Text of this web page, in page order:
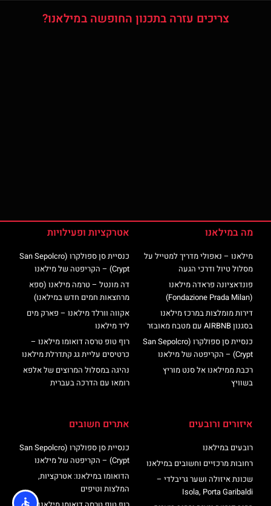
צריכים עזרה בתכנון החופשה במילאנו?
מה במילאנו
מילאנו – נאפולי מדריך למטייל על
מסלול טיול ודרכי הגעה
פונדאציונה פראדה מילאנו
(Fondazione Prada Milan)
דירות מומלצות במרכז מילאנו
בסגנון AIRBNB עם מטבח מאובזר
כנסיית סן ספולקרו (San Sepolcro
Crypt) – הקריפטה של מילאנו
רכבת ממילאנו אל סנט מוריץ
בשוויץ
אטרקציות ופעילויות
כנסיית סן ספולקרו (San Sepolcro
Crypt) – הקריפטה של מילאנו
דה מונטל – טרמה מילאנו (ספא
מרחצאות חמים חדש במילאנו)
אקווה וורלד מילאנו – פארק מים
ליד מילאנו
רוף טופ טרסה דואומו מילאנו –
כרטיסים עליית גג קתדרלת מילאנו
נהיגה במסלול המרוצים של אלפא
רומאו עם הדרכה בעברית
איזורים ורובעים
רובעים במילאנו
רחובות מרכזיים וחשובים במילאנו
שכונת איזולה ושער גריבלדי –
Isola, Porta Garibaldi
אתרים חשובים
כנסיית סן ספולקרו (San Sepolcro
Crypt) – הקריפטה של מילאנו
הדואומו במילאנו: אטרקציות,
המלצות וטיפים